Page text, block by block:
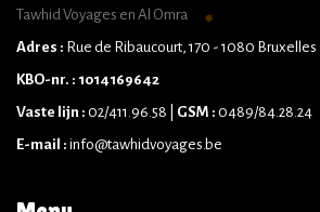
Tawhid Voyages en Al Omra
Adres : Rue de Ribaucourt, 170 - 1080 Bruxelles
KBO-nr. : 1014169642
Vaste lijn : 02/411.96.58 | GSM : 0489/84.28.24
E-mail : info@tawhidvoyages.be